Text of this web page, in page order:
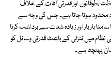
،طوفانوں اور قدرتی آفات کے خلاف
محدود ہوتا جاتا ہے۔ جس کی وجہ سے
باربار اور زیادہ شدت سے برداشت کرنا
نظام میں تنزلی کے باعث قدرتی وسائل کو
پہنچتا ہے۔